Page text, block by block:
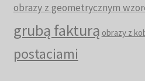
obrazy z geometrycznym
grubą fakturą obrazy z
postaciami